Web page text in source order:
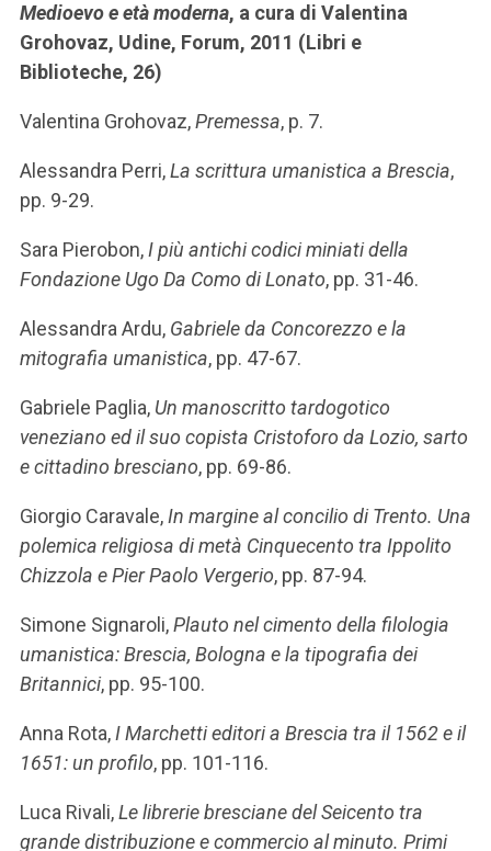
Medioevo e età moderna, a cura di Valentina
Grohovaz, Udine, Forum, 2011 (Libri e
Biblioteche, 26)
Valentina Grohovaz,Premessa, p. 7.
Alessandra Perri,La scrittura umanistica a Brescia,
pp. 9-29.
Sara Pierobon, I più antichi codici miniati della
Fondazione Ugo Da Como di Lonato, pp. 31-46.
Alessandra Ardu, Gabriele da Concorezzo e la
mitografia umanistica, pp. 47-67.
Gabriele Paglia, Un manoscritto tardogotico
veneziano ed il suo copista Cristoforo da Lozio, sarto
e cittadino bresciano, pp. 69-86.
Giorgio Caravale, In margine al concilio di Trento. Una
polemica religiosa di metà Cinquecento tra Ippolito
Chizzola e Pier Paolo Vergerio, pp. 87-94.
Simone Signaroli,Plauto nel cimento della filologia
umanistica: Brescia, Bologna e la tipografia dei
Britannici, pp. 95-100.
Anna Rota, I Marchetti editori a Brescia tra il 1562 e il
1651: un profilo, pp. 101-116.
Luca Rivali,Le librerie bresciane del Seicento tra
grande distribuzione e commercio al minuto. Primi